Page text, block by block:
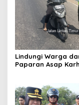
Lindungi Warga
Paparan Asap
di Lokasi Kebakaran